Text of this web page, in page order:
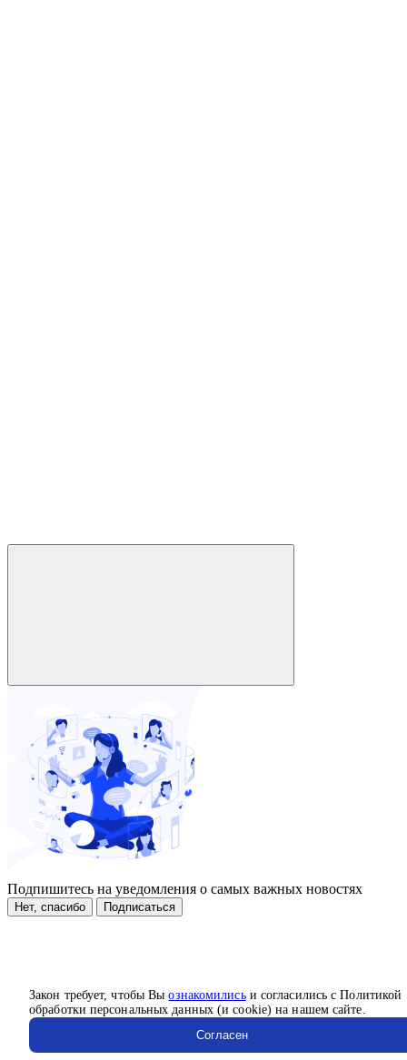
Закон требует, чтобы Выознакомилисьи согласились с Политикой
обработки персональных данных (и cookie) на нашем сайте.
Согласен
Подпишитесь на уведомления о самых важных новостях
Нет, спасибо Подписаться